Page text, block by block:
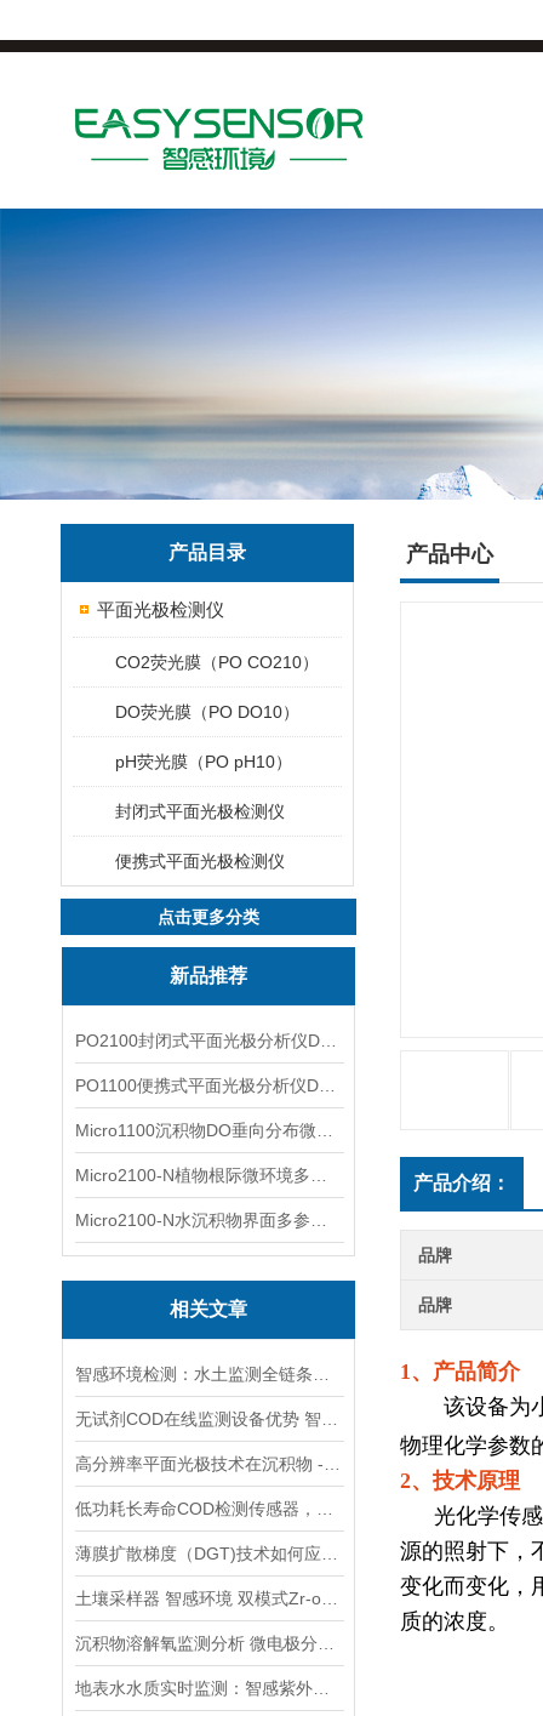
产品目录
平面光极检测仪
CO2荧光膜（PO CO210）
DO荧光膜（PO DO10）
pH荧光膜（PO pH10）
封闭式平面光极检测仪
便携式平面光极检测仪
点击更多分类
新品推荐
相关文章
产品中心
产品介绍：
品牌
品牌
1、产品简介
该设备为小
物理化学参数
2、技术原理
光化学传
源的照射下，
变化而变化，
质的浓度。